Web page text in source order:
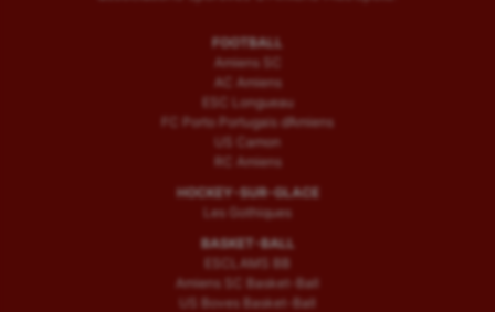
FOOTBALL
Amiens SC
AC Amiens
ESC Longueau
FC Porto Portugais d’Amiens
US Camon
RC Amiens
HOCKEY-SUR-GLACE
Les Gothiques
BASKET-BALL
ESCLAMS BB
Amiens SC Basket-Ball
US Boves Basket-Ball